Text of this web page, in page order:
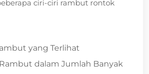
ciri-ciri rambut rontok
yang Terlihat
dalam Jumlah Banyak